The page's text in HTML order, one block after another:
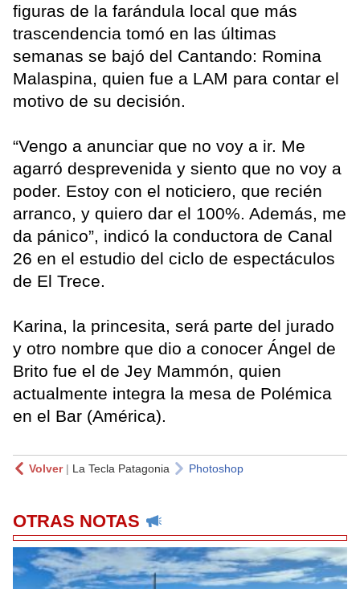
figuras de la farándula local que más
trascendencia tomó en las últimas
semanas se bajó del Cantando: Romina
Malaspina, quien fue a LAM para contar el
motivo de su decisión.
“Vengo a anunciar que no voy a ir. Me
agarró desprevenida y siento que no voy a
poder. Estoy con el noticiero, que recién
arranco, y quiero dar el 100%. Además, me
da pánico”, indicó la conductora de Canal
26 en el estudio del ciclo de espectáculos
de El Trece.
Karina, la princesita, será parte del jurado
y otro nombre que dio a conocer Ángel de
Brito fue el de Jey Mammón, quien
actualmente integra la mesa de Polémica
en el Bar (América).
Volver| La Tecla Patagonia Photoshop
OTRAS NOTAS